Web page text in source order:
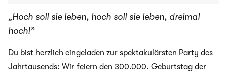
„Hoch soll sie leben, hoch soll sie leben, dreimal
hoch!”
Du bist herzlich eingeladen zur spektakulärsten Party des
Jahrtausends: Wir feiern den 300.000. Geburtstag der